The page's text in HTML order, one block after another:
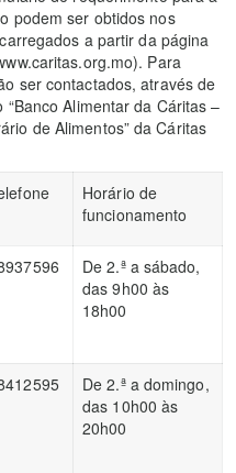
podem ser obtidos nos
a partir da página
Para
ser contactados, através de
Alimentar da Cáritas –
de Alimentos” da Cáritas
Horário de
funcionamento
De 2.ª a sábado,
das 9h00 às
18h00
De 2.ª a domingo,
das 10h00 às
20h00